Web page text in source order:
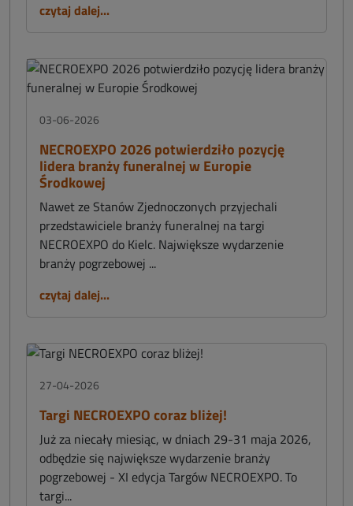
czytaj dalej...
03-06-2026
NECROEXPO 2026 potwierdziło pozycję
lidera branży funeralnej w Europie
Środkowej
Nawet ze Stanów Zjednoczonych przyjechali
przedstawiciele branży funeralnej na targi
NECROEXPO do Kielc. Największe wydarzenie
branży pogrzebowej ...
czytaj dalej...
27-04-2026
Targi NECROEXPO coraz bliżej!
Już za niecały miesiąc, w dniach 29-31 maja 2026,
odbędzie się największe wydarzenie branży
pogrzebowej - XI edycja Targów NECROEXPO. To
targi...